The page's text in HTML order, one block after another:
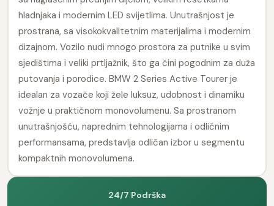
hladnjaka i modernim LED svijetlima. Unutrašnjost je
prostrana, sa visokokvalitetnim materijalima i modernim
dizajnom. Vozilo nudi mnogo prostora za putnike u svim
sjedištima i veliki prtljažnik, što ga čini pogodnim za duža
putovanja i porodice. BMW 2 Series Active Tourer je
idealan za vozače koji žele luksuz, udobnost i dinamiku
vožnje u praktičnom monovolumenu. Sa prostranom
unutrašnjošću, naprednim tehnologijama i odličnim
performansama, predstavlja odličan izbor u segmentu
kompaktnih monovolumena.
24/7 Podrška